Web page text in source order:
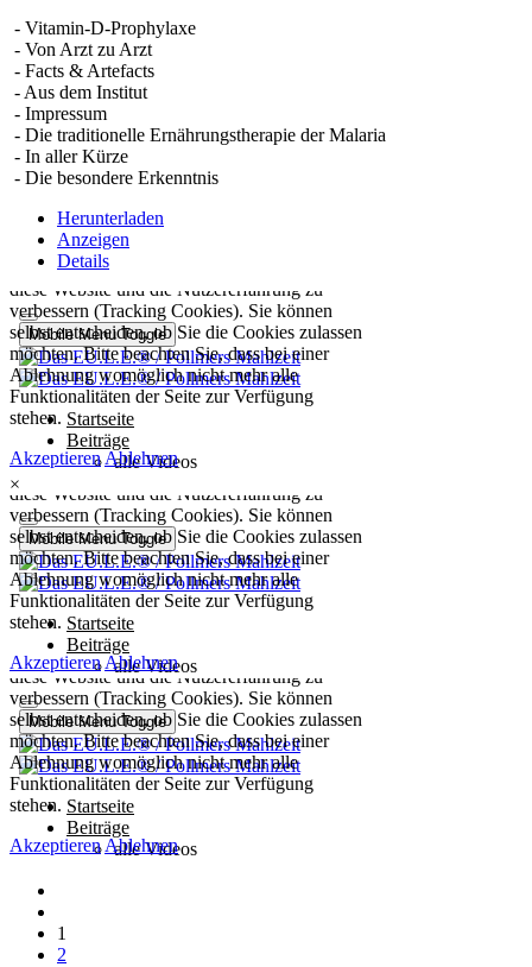
- Vitamin-D-Prophylaxe
- Von Arzt zu Arzt
- Facts & Artefacts
- Aus dem Institut
- Impressum
- Die traditionelle Ernährungstherapie der Malaria
- In aller Kürze
- Die besondere Erkenntnis
Herunterladen
Anzeigen
Details
×
1
2